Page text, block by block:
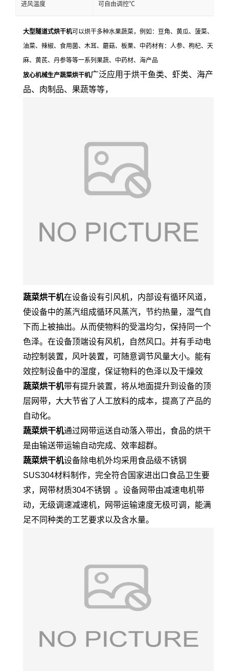
进风温度 可自由调控℃
大型隧道式烘干机可以烘干多种水果蔬菜，例如：豆角、黄瓜、菠菜、
油菜、辣椒、食用菌、木耳、蘑菇、板栗、中药材有：人参、枸杞、天
麻、黄芪、丹参等等一系列果蔬、中药材、海产品
放心机械生产蔬菜烘干机广泛应用于烘干鱼类、虾类、海产
品、肉制品、果蔬等等，
蔬菜烘干机在设备设有引风机，内部设有循环风道，
使设备中的蒸汽组成循环风蒸汽，节约热量，湿气自
下而上被抽出。从而使物料的受温均匀，保持同一个
色泽。在设备顶端设有风机，自然风口。并有手动电
动控制装置，风叶装置，可随意调节风量大小。能有
效控制设备中的湿度，保证物料的色泽以及干燥效
蔬菜烘干机带有提升装置，将从地面提升到设备的顶
层网带，大大节省了人工放料的成本，提高了产品的
自动化。
蔬菜烘干机通过网带运送自动落入带出，食品的烘干
是由输送带运输自动完成、效率超群。
蔬菜烘干机设备除电机外均采用食品级不锈钢
SUS304材料制作，完全符合国家进出口食品卫生要
求，网带材质304不锈钢 。设备网带由减速电机带
动，无级调速减速机，网带运输速度无极可调，能满
足不同种类的工艺要求以及含水量。